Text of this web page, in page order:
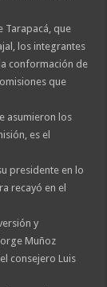
Tarapacá, que
los integrantes
conformación de
que
asumieron los
es el
presidente en lo
recayó en el
y
Muñoz
consejero Luis